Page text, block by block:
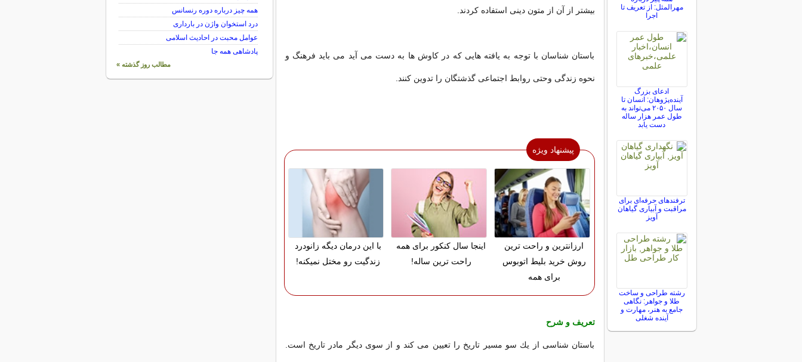
بیشتر از آن از متون دینی استفاده کردند.
باستان شناسان با توجه به یافته هایی که در کاوش ها به دست می آید می باید فرهنگ و
نحوه زندگی وحتی روابط اجتماعی گذشتگان را تدوین کنند.
پیشنهاد ویژه
ارزانترین و راحت ترین
روش خرید بلیط اتوبوس
برای همه
اینجا سال کنکور برای همه
راحت ترین ساله!
با این درمان دیگه زانودرد
زندگیت رو مختل نمیکنه!
تعریف و شرح
باستان شناسی از یك سو مسیر تاریخ را تعیین می كند و از سوی دیگر مادر تاریخ است.
مهرالمثل: از تعریف تا
اجرا
ادعای بزرگ
آینده‌پژوهان: انسان تا
سال ۲۰۵۰ می‌تواند به
طول عمر هزار ساله
دست یابد
ترفندهای حرفه‌ای برای
مراقبت و آبیاری گیاهان
آویز
رشته طراحی و ساخت
طلا و جواهر: نگاهی
جامع به هنر، مهارت و
آینده شغلی
همه چیز درباره دوره رنسانس
درد استخوان واژن در بارداری
عوامل محبت در احادیث اسلامى
پادشاهی همه جا
مطالب روز گذشته »